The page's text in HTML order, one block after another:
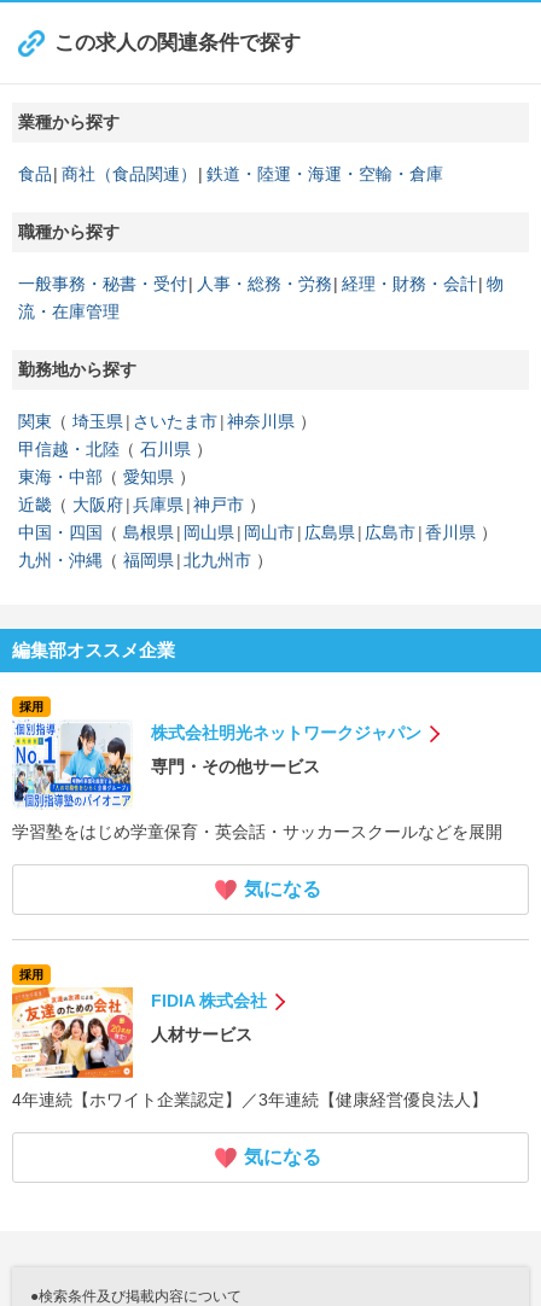
この求人の関連条件で探す
業種から探す
食品 商社（食品関連） 鉄道・陸運・海運・空輸・倉庫
職種から探す
一般事務・秘書・受付 人事・総務・労務 経理・財務・会計 物
流・在庫管理
勤務地から探す
関東 埼玉県 さいたま市 神奈川県
甲信越・北陸
石川県
東海・中部
愛知県
近畿
大阪府 兵庫県 神戸市
中国・四国
島根県 岡山県 岡山市 広島県 広島市 香川県
九州・沖縄
福岡県 北九州市
編集部オススメ企業
採用
株式会社明光ネットワークジャパン
専門・その他サービス
学習塾をはじめ学童保育・英会話・サッカースクールなどを展開
気になる
採用
FIDIA 株式会社
人材サービス
4年連続【ホワイト企業認定】／3年連続【健康経営優良法人】
気になる
●検索条件及び掲載内容について